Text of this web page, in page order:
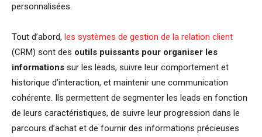
personnalisées.
Tout d’abord, les systèmes de gestion de la relation client
(CRM) sont des outils puissants pour organiser les
informations sur les leads, suivre leur comportement et
historique d’interaction, et maintenir une communication
cohérente. Ils permettent de segmenter les leads en fonction
de leurs caractéristiques, de suivre leur progression dans le
parcours d’achat et de fournir des informations précieuses